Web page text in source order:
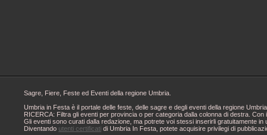
Sagre, Fiere, Feste ed Eventi della regione Umbria.
Umbria in Festa è il portale delle feste, delle sagre e degli eventi della regione
RICERCA: Filtra gli eventi per provincia o per categoria dalla colonna di destra.
Gli eventi sono curati dalla redazione, ma potrete voi stessi inserirli gratuitamente
Diventando utenti certificati di Umbria In Festa, potete acquisire privilegi di